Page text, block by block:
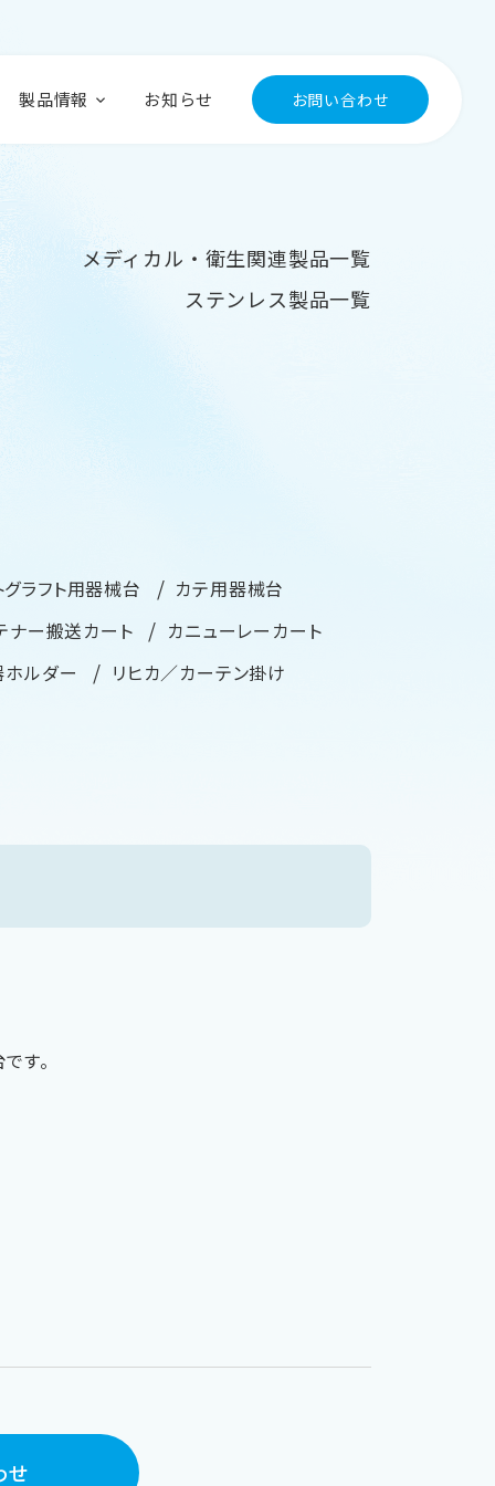
製品情報 お知らせ お問い合わせ
メディカル・衛生関連製品一覧
ステンレス製品一覧
グラフト用器械台
カテ用器械台
ナー搬送カート
カニューレーカート
ルダー
リヒカ／カーテン掛け
す。
せ